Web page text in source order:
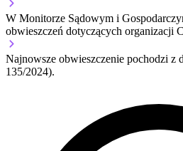
W Monitorze Sądowym i
obwieszczeń dotyczących organizacji
Najnowsze obwieszczenie pochodzi z
135/2024).